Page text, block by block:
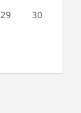
29
30